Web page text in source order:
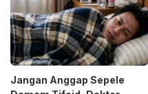
Jangan Anggap Sepele